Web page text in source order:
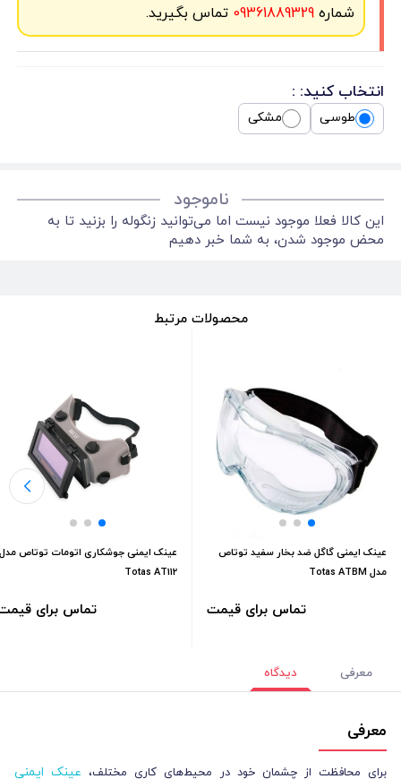
شماره09361889329 تماس بگیرید.
انتخاب کنید: :
طوسی مشکی
ناموجود
این کالا فعلا موجود نیست اما می‌توانید زنگوله را بزنید تا به
محض موجود شدن، به شما خبر دهیم
محصولات مرتبط
عینک ایمنی گاگل ضد بخار سفید توتاص
مدل Totas ATBM
تماس برای قیمت
عینک ایمنی جوشکاری اتومات توتاص مدل
Totas AT112
تماس برای
معرفی دیدگاه
معرفی
برای محافظت از چشمان خود در محیط‌های کاری مختلف، عینک ایمنی